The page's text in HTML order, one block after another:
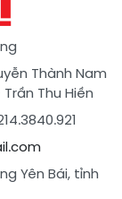
Thành Nam
Trần Thu Hiền
Yên Bái, tỉnh